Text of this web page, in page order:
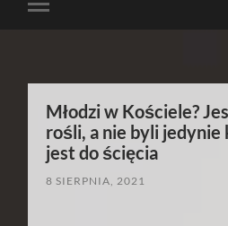
Toggle
Młodzi w Kościele?
rośli, a nie byli
jest do ścięcia
8 SIERPNIA, 2021